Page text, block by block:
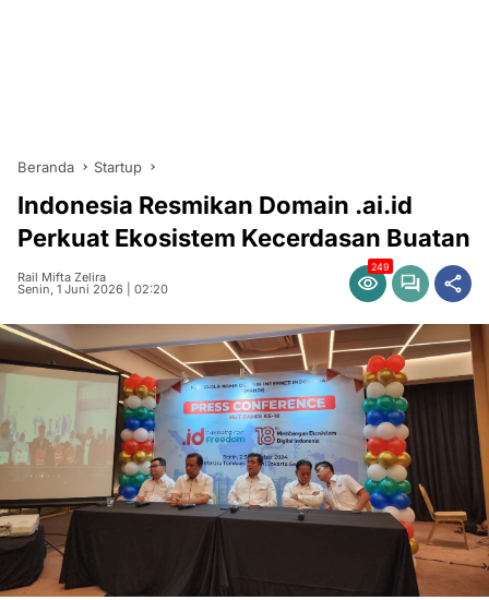
Beranda Startup
Indonesia Resmikan Domain .ai.id
Perkuat Ekosistem Kecerdasan Buatan
Rail Mifta Zelira
Senin, 1 Juni 2026 | 02:20
249